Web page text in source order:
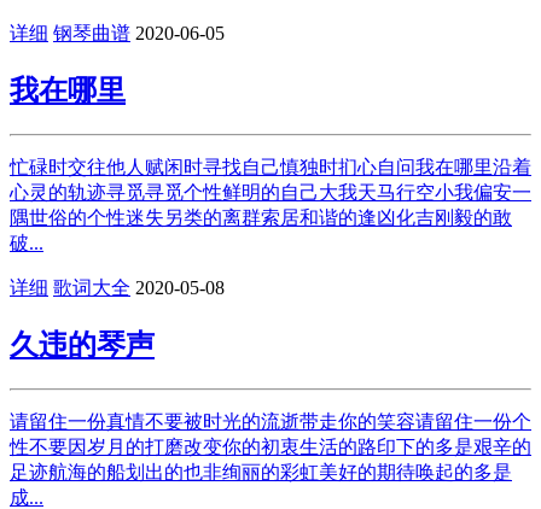
详细 钢琴曲谱 2020-06-05
我在哪里
忙碌时交往他人赋闲时寻找自己慎独时扪心自问我在哪里沿着
心灵的轨迹寻觅寻觅个性鲜明的自己大我天马行空小我偏安一
隅世俗的个性迷失另类的离群索居和谐的逢凶化吉刚毅的敢
破...
详细 歌词大全 2020-05-08
久违的琴声
请留住一份真情不要被时光的流逝带走你的笑容请留住一份个
性不要因岁月的打磨改变你的初衷生活的路印下的多是艰辛的
足迹航海的船划出的也非绚丽的彩虹美好的期待唤起的多是
成...